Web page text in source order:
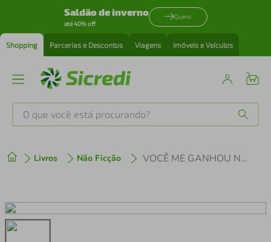
Saldão de inverno
até 40% off
Quero
Shopping Parcerias e Descontos Viagens Imóveis e Veículos
O que você está procurando?
Livros Não Ficção VOCÊ ME GANHOU NO OLÁ
2º cafeteira